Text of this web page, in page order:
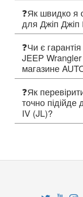
❓Як швидко я
для Джіп
❓Чи є
JEEP Wrangler IV (JL)
магазине
❓Як
точно
IV (JL)?